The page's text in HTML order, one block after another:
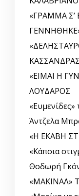
«ΓΡΑΜΜΑ Σ’
ΚΑΣΣΑΝΔΡΑΣ
«ΕΙΜΑΙ Η
ΛΟΥΔΑΡΟΣ
Άντζελα
«Η ΕΚΑΒΗ
«Κάποια
Θοδωρή
«ΜΑΚΙΝΑΛ»